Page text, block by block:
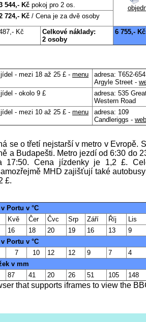
544,- Kč pokoj pro 2 os.
724,- Kč / Cena je za dvě osoby
Kč
Celkové náklady:
2 osoby
6 755,- Kč
- mezi 18 až 25 £ - menu
adresa: T652-654
Argyle Street -
- okolo 9 £
adresa: 535
Western Road
- mezi 10 až 25 £ - menu
adresa: 109
Candleriggs - web
se o třetí nejstarší v metro v Evropě.
a Budapešti. Metro jezdí od 6:30 do
17:50. Cena jízdenky je 1,2 £.
MHD zajišťují také
£.
Portu v °C
Kvě Čer Čvc Srp Září Říj
Lis
16 18 20 19 16 13
9
Portu v °C
7 10 12 12 9 7
4
v mm
87 41 20 26 51 105 148
that supports iframes to view the